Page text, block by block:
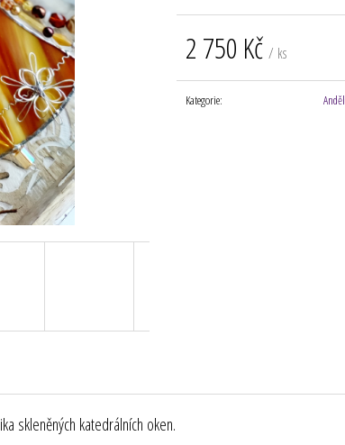
2 750 Kč / ks
cena:
Kategorie:
skleněných katedrálních oken.